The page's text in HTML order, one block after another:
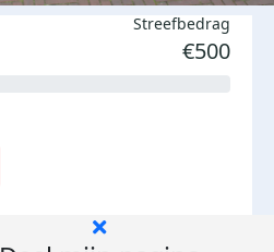
Streefbedrag
€500